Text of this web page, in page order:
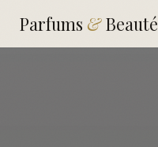
Parfums &Beauté